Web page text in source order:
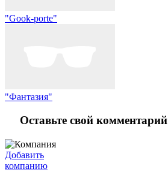
"Gook-porte"
"Фантазия"
Оставьте свой комментарий
Добавить
компанию